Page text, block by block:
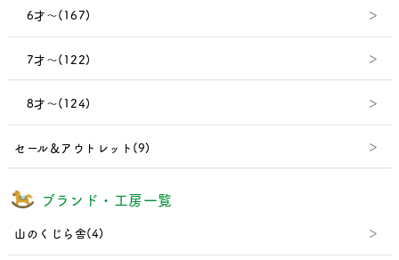
6才～(167)
7才～(122)
8才～(124)
セール＆アウトレット(9)
ブランド・工房一覧
山のくじら舎(4)